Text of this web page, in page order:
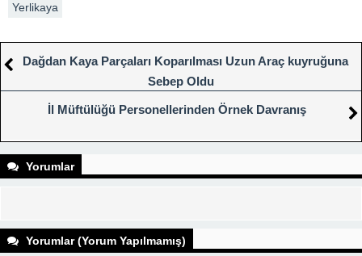
Yerlikaya
Dağdan Kaya Parçaları Koparılması Uzun Araç kuyruğuna
Sebep Oldu
İl Müftülüğü Personellerinden Örnek Davranış
Yorumlar
Yorumlar (Yorum Yapılmamış)